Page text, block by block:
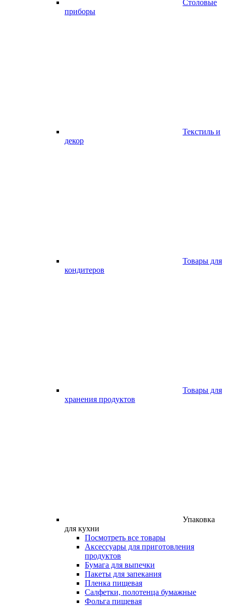
Столовые
приборы
Текстиль и
декор
Товары для
кондитеров
Товары для
хранения продуктов
Упаковка
для кухни
Посмотреть все товары
Аксессуары для приготовления
продуктов
Бумага для выпечки
Пакеты для запекания
Пленка пищевая
Салфетки, полотенца бумажные
Фольга пищевая